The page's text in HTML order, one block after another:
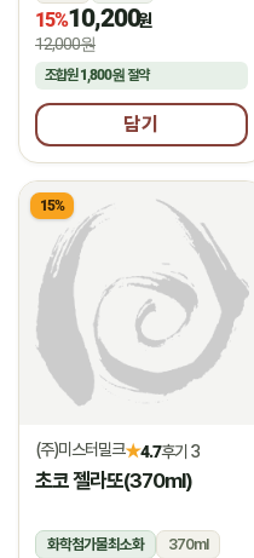
15%10,200원
12,000원
조합원1,800원 절약
담기
15%
(주)미스터밀크★4.7후기 3
초코 젤라또(370ml)
화학첨가물최소화
370ml